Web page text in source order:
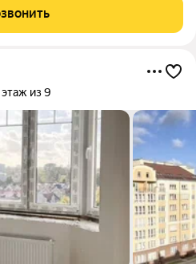
- 6 кв.м., встроен кухонный
Жилые
этаж из 9